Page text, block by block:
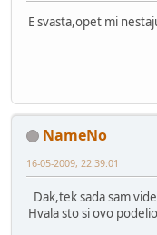
E svasta,opet mi
NameNo
16-05-2009, 22:39:01
Dak,tek sada sam
Hvala sto si ovo